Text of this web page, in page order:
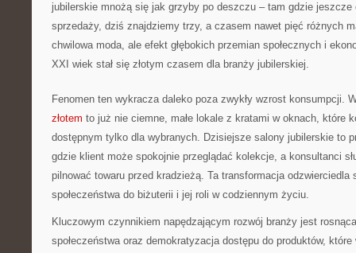
jubilerskie mnożą się jak grzyby po deszczu – tam gdzie jeszcze
sprzedaży, dziś znajdziemy trzy, a czasem nawet pięć różnych
chwilowa moda, ale efekt głębokich przemian społecznych i
XXI wiek stał się złotym czasem dla branży jubilerskiej.
Fenomen ten wykracza daleko poza zwykły wzrost konsumpcji.
złotem to już nie ciemne, małe lokale z kratami w oknach, które
dostępnym tylko dla wybranych. Dzisiejsze salony jubilerskie to
gdzie klient może spokojnie przeglądać kolekcje, a konsultanci
pilnować towaru przed kradzieżą. Ta transformacja
społeczeństwa do biżuterii i jej roli w codziennym życiu.
Kluczowym czynnikiem napędzającym rozwój branży jest
społeczeństwa oraz demokratyzacja dostępu do produktów, które